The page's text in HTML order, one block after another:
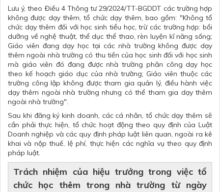
Lưu ý, theo Điều 4 Thông tư 29/2024/TT-BGDDT các trường hợp
không được dạy thêm, tổ chức dạy thêm, bao gồm: "Không tổ
chức dạy thêm đối với học sinh tiểu học, trừ các trường hợp: bồi
dưỡng về nghệ thuật, thể dục thể thao, rèn luyện kĩ năng sống;
Giáo viên đang dạy học tại các nhà trường không được dạy
thêm ngoài nhà trường có thu tiền của học sinh đối với học sinh
mà giáo viên đó đang được nhà trường phân công dạy học
theo kế hoạch giáo dục của nhà trường; Giáo viên thuộc các
trường công lập không được tham gia quản lý, điều hành việc
dạy thêm ngoài nhà trường nhưng có thể tham gia dạy thêm
ngoài nhà trường".
Sau khi đăng ký kinh doanh, các cá nhân, tổ chức dạy thêm sẽ
cần phải thực hiện, tổ chức hoạt động theo quy định của Luật
Doanh nghiệp và các quy định pháp luật liên quan, ngoài ra kê
khai và nộp thuế, lệ phí, thực hiện các nghĩa vụ theo quy định
pháp luật.
Trách nhiệm của hiệu trưởng trong việc tổ
chức học thêm trong nhà trường từ ngày